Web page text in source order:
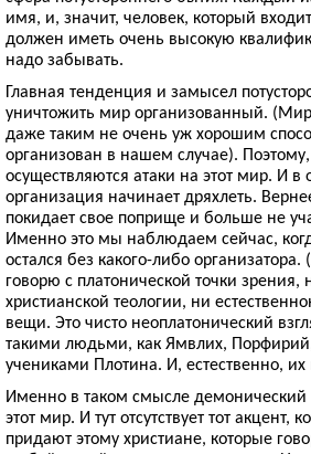
имя, и, значит, человек, который
должен иметь очень высокую
надо забывать.
Главная тенденция и замысел
уничтожить мир организованный.
даже таким не очень уж хорошим
организован в нашем случае).
осуществляются атаки на этот мир. И
организация начинает дряхлеть.
покидает свое поприще и больше не
Именно это мы наблюдаем сейчас,
остался без какого-либо
говорю с платонической точки
христианской теологии, ни
вещи. Это чисто неоплатонический
такими людьми, как Ямвлих,
учениками Плотина. И, естественно,
Именно в таком смысле демонический
этот мир. И тут отсутствует тот акцент,
придают этому христиане, которые